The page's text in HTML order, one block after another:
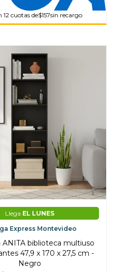
12 cuotas de$157sin recargo
Llega EL LUNES
Express Montevideo
ANITA biblioteca multiuso
47,9 x 170 x 27,5 cm -
Negro